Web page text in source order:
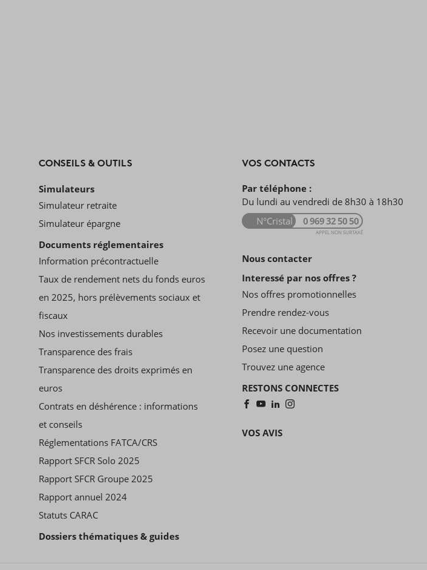
CONSEILS & OUTILS
Simulateurs
Simulateur retraite
Simulateur épargne
Documents réglementaires
Information précontractuelle
Taux de rendement nets du fonds euros
en 2025, hors prélèvements sociaux et
fiscaux
Nos investissements durables
Transparence des frais
Transparence des droits exprimés en
euros
Contrats en déshérence : informations
et conseils
Réglementations FATCA/CRS
Rapport SFCR Solo 2025
Rapport SFCR Groupe 2025
Rapport annuel 2024
Statuts CARAC
Dossiers thématiques & guides
VOS CONTACTS
Par téléphone :
Du lundi au vendredi de 8h30 à 18h30
N°Cristal
0 969 32 50 50
APPEL NON SURTAXÉ
Nous contacter
Interessé par nos offres ?
Nos offres promotionnelles
Prendre rendez-vous
Recevoir une documentation
Posez une question
Trouvez une agence
RESTONS CONNECTES
VOS AVIS